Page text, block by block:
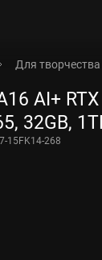
Для
AI+
32GB,
15FK14-268